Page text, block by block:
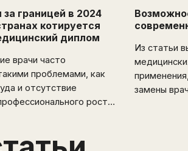
границей в 2024
котируется
диплом
врачи часто
проблемами, как
и отсутствие
роста.
В этой статье
Из статьи
замены